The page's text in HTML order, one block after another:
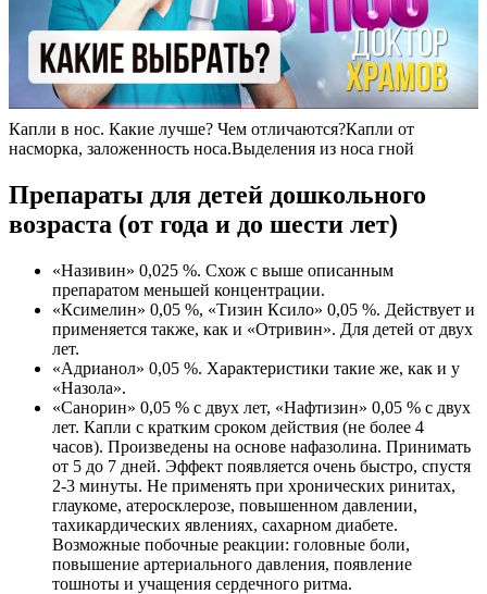
Капли в нос. Какие лучше? Чем отличаются?Капли от
насморка, заложенность носа.Выделения из носа гной
Препараты для детей дошкольного
возраста (от года и до шести лет)
«Називин» 0,025 %. Схож с выше описанным
препаратом меньшей концентрации.
«Ксимелин» 0,05 %, «Тизин Ксило» 0,05 %. Действует и
применяется также, как и «Отривин». Для детей от двух
лет.
«Адрианол» 0,05 %. Характеристики такие же, как и у
«Назола».
«Санорин» 0,05 % с двух лет, «Нафтизин» 0,05 % с двух
лет. Капли с кратким сроком действия (не более 4
часов). Произведены на основе нафазолина. Принимать
от 5 до 7 дней. Эффект появляется очень быстро, спустя
2-3 минуты. Не применять при хронических ринитах,
глаукоме, атеросклерозе, повышенном давлении,
тахикардических явлениях, сахарном диабете.
Возможные побочные реакции: головные боли,
повышение артериального давления, появление
тошноты и учащения сердечного ритма.